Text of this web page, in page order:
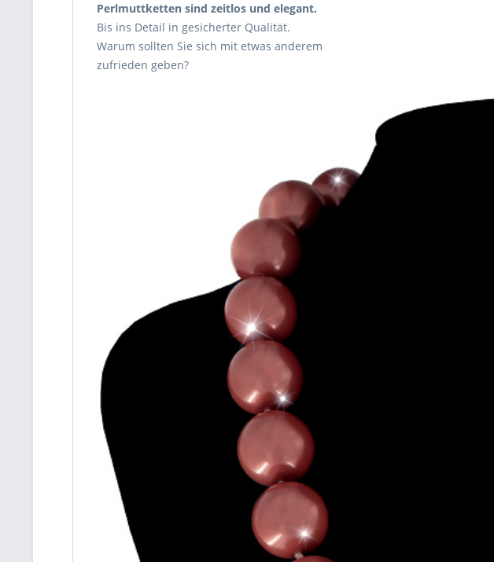
Perlmuttketten sind zeitlos und elegant.
Bis ins Detail in gesicherter Qualität.
Warum sollten Sie sich mit etwas anderem
zufrieden geben?